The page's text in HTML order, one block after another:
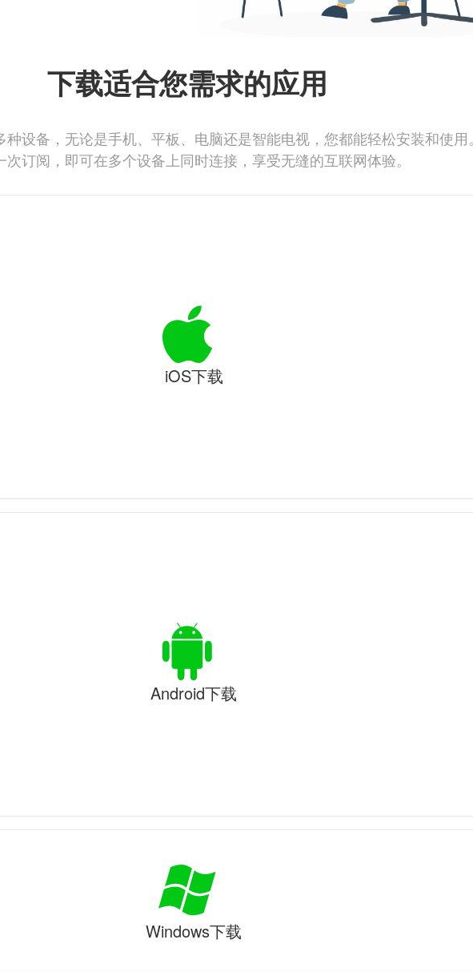
下载适合您需求的应用
设备，无论是手机、平板、电脑还是智能电视，您都能轻松安装和使用。
次订阅，即可在多个设备上同时连接，享受无缝的互联网体验。
iOS下载
Android下载
Windows下载